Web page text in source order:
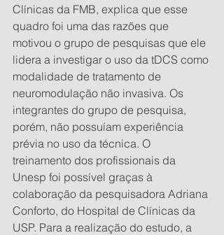
Clínicas da FMB, explica que esse
quadro foi uma das razões que
motivou o grupo de pesquisas que ele
lidera a investigar o uso da tDCS como
modalidade de tratamento de
neuromodulação não invasiva. Os
integrantes do grupo de pesquisa,
porém, não possuíam experiência
prévia no uso da técnica. O
treinamento dos profissionais da
Unesp foi possível graças à
colaboração da pesquisadora Adriana
Conforto, do Hospital de Clínicas da
USP. Para a realização do estudo, a